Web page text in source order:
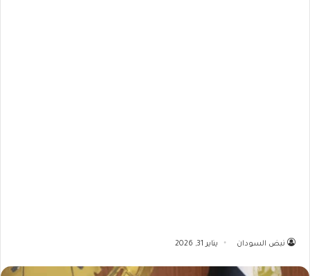
نبض السودان يناير 31, 2026